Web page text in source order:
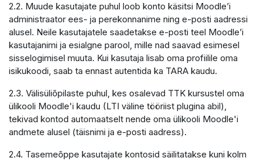
2.2. Muude kasutajate puhul loob konto käsitsi Moodle’i
administraator ees- ja perekonnanime ning e-posti aadressi
alusel. Neile kasutajatele saadetakse e-posti teel Moodle’i
kasutajanimi ja esialgne parool, mille nad saavad esimesel
sisselogimisel muuta. Kui kasutaja lisab oma profiilile oma
isikukoodi, saab ta ennast autentida ka TARA kaudu.
2.3. Välisüliõpilaste puhul, kes osalevad TTK kursustel oma
ülikooli Moodle'i kaudu (LTI väline tööriist plugina abil),
tekivad kontod automaatselt nende oma ülikooli Moodle'i
andmete alusel (täisnimi ja e-posti aadress).
2.4. Tasemeõppe kasutajate kontosid säilitatakse kuni kolm